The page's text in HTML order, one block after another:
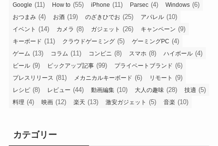
Google (11) How to (55) iPhone (11) Parsec (4) Windows (6)
おつまみ (4) お酒 (19) のざきひでお (25) アパレル (10)
イベント (14) カメラ (8) ガジェット (26) キャンペーン (9)
キーボード (11) クラウドゲーミング (5) ゲーミングPC (4)
ゲーム (13) コラム (11) コンビニ (8) スマホ (8) ハイボール (4)
ビール (9) ピックアップ記事 (99) プライベートブランド (6)
プレスリリース (81) メカニカルキーボード (6) リモート (9)
レシピ (8) レビュー (44) 動画編集 (10) 大人の趣味 (28) 技適 (5)
料理 (4) 映画 (12) 楽天 (13) 激安ガジェット (5) 音楽 (10)
カテゴリー